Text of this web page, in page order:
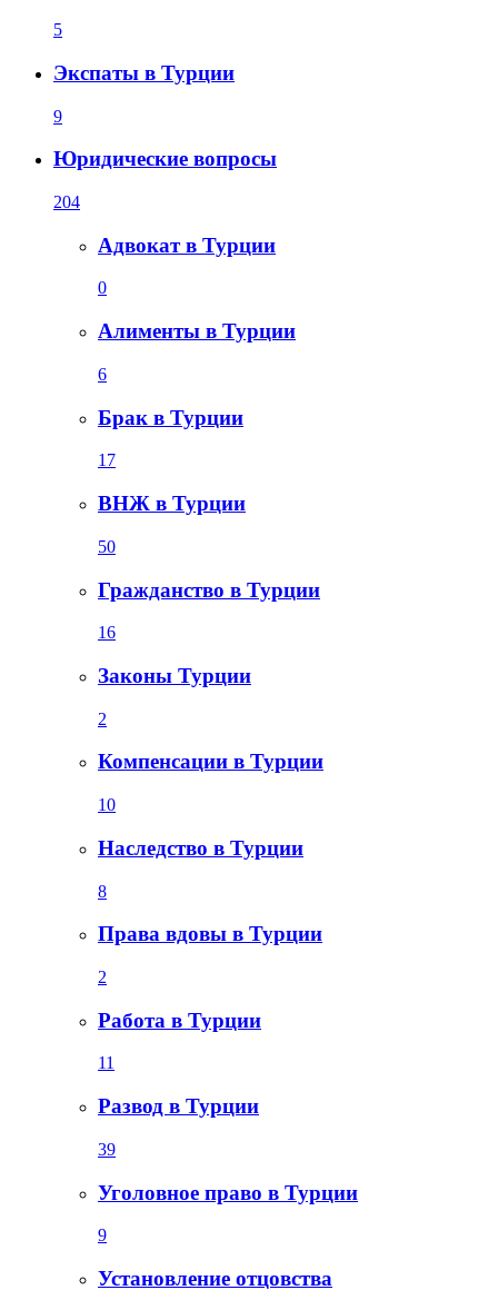
5
Экспаты в Турции
9
Юридические вопросы
204
Адвокат в Турции
0
Алименты в Турции
6
Брак в Турции
17
ВНЖ в Турции
50
Гражданство в Турции
16
Законы Турции
2
Компенсации в Турции
10
Наследство в Турции
8
Права вдовы в Турции
2
Работа в Турции
11
Развод в Турции
39
Уголовное право в Турции
9
Установление отцовства